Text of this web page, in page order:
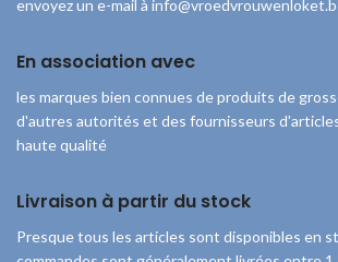
envoyez un e-mail à
En association avec
les marques bien connues de produits de
d'autres autorités et des fournisseurs
haute qualité
Livraison à partir du stock
Presque tous les articles sont disponibles en